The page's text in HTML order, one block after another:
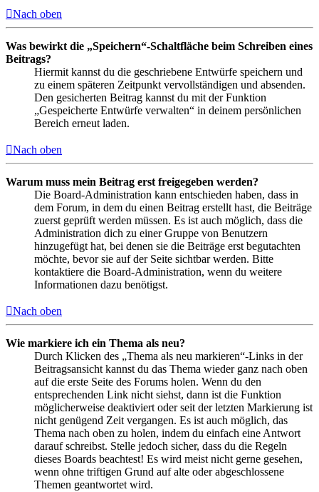
Nach oben
Was bewirkt die „Speichern“-Schaltfläche beim Schreiben eines
Beitrags?
Hiermit kannst du die geschriebene Entwürfe speichern und
zu einem späteren Zeitpunkt vervollständigen und absenden.
Den gesicherten Beitrag kannst du mit der Funktion
„Gespeicherte Entwürfe verwalten“ in deinem persönlichen
Bereich erneut laden.
Nach oben
Warum muss mein Beitrag erst freigegeben werden?
Die Board-Administration kann entschieden haben, dass in
dem Forum, in dem du einen Beitrag erstellt hast, die Beiträge
zuerst geprüft werden müssen. Es ist auch möglich, dass die
Administration dich zu einer Gruppe von Benutzern
hinzugefügt hat, bei denen sie die Beiträge erst begutachten
möchte, bevor sie auf der Seite sichtbar werden. Bitte
kontaktiere die Board-Administration, wenn du weitere
Informationen dazu benötigst.
Nach oben
Wie markiere ich ein Thema als neu?
Durch Klicken des „Thema als neu markieren“-Links in der
Beitragsansicht kannst du das Thema wieder ganz nach oben
auf die erste Seite des Forums holen. Wenn du den
entsprechenden Link nicht siehst, dann ist die Funktion
möglicherweise deaktiviert oder seit der letzten Markierung ist
nicht genügend Zeit vergangen. Es ist auch möglich, das
Thema nach oben zu holen, indem du einfach eine Antwort
darauf schreibst. Stelle jedoch sicher, dass du die Regeln
dieses Boards beachtest! Es wird meist nicht gerne gesehen,
wenn ohne triftigen Grund auf alte oder abgeschlossene
Themen geantwortet wird.